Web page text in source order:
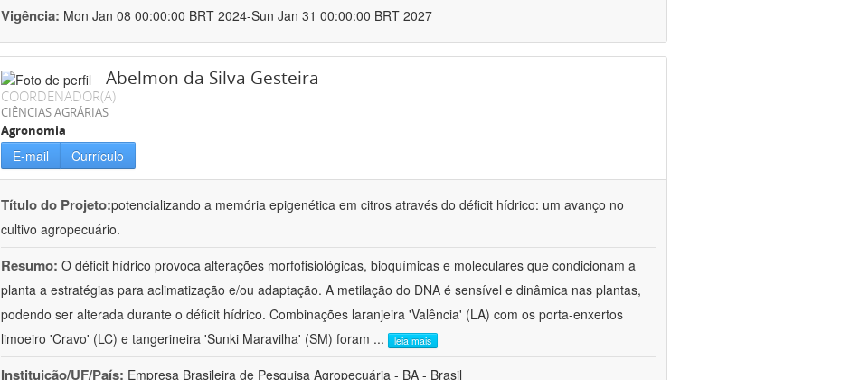
Vigência: Mon Jan 08 00:00:00 BRT 2024-Sun Jan 31 00:00:00 BRT 2027
Abelmon da Silva Gesteira
COORDENADOR(A)
CIÊNCIAS AGRÁRIAS
Agronomia
E-mail Currículo
Título do Projeto:potencializando a memória epigenética em citros através do déficit hídrico: um avanço no
cultivo agropecuário.
Resumo: O déficit hídrico provoca alterações morfofisiológicas, bioquímicas e moleculares que condicionam a
planta a estratégias para aclimatização e/ou adaptação. A metilação do DNA é sensível e dinâmica nas plantas,
podendo ser alterada durante o déficit hídrico. Combinações laranjeira 'Valência' (LA) com os porta-enxertos
limoeiro 'Cravo' (LC) e tangerineira 'Sunki Maravilha' (SM) foram ... leia mais
Instituição/UF/País: Empresa Brasileira de Pesquisa Agropecuária - BA - Brasil